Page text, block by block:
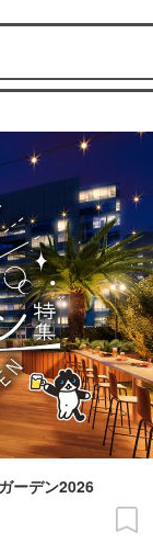
ーデン2026